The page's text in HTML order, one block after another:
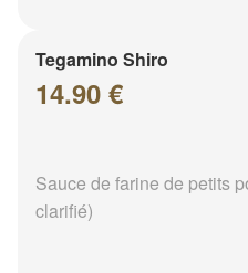
Tegamino Shiro
14.90 €
Sauce de farine de petits
clarifié)